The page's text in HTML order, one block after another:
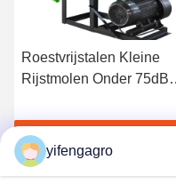
Roestvrijstalen Kleine
Rijstmolen Onder 75dB
Verwerking & Vermaling
yifengagro